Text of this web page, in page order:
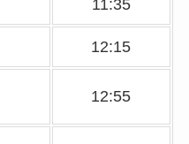
11:35
12:15
12:55